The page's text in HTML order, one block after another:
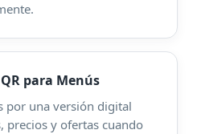
para Menús
por una versión digital
precios y ofertas cuando